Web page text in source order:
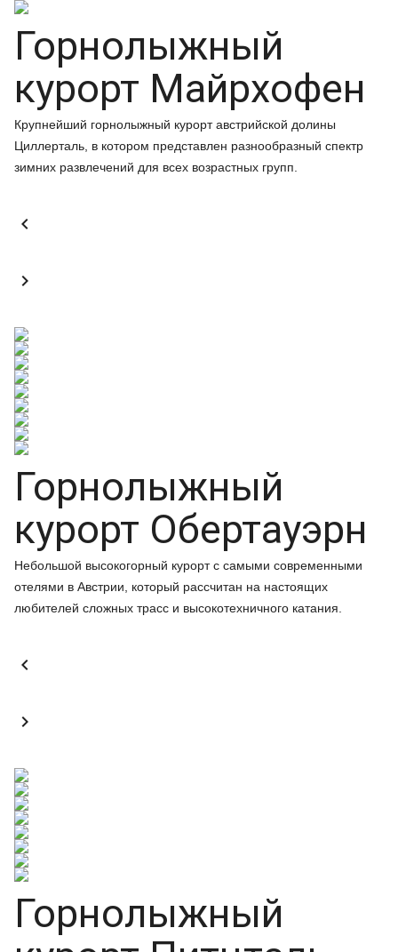
Горнолыжный
курорт Майрхофен
Крупнейший горнолыжный курорт австрийской долины
Циллерталь, в котором представлен разнообразный спектр
зимних развлечений для всех возрастных групп.


Горнолыжный
курорт Обертауэрн
Небольшой высокогорный курорт с самыми современными
отелями в Австрии, который рассчитан на настоящих
любителей сложных трасс и высокотехничного катания.


Горнолыжный